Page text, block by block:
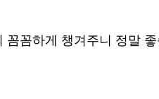
꼼하게 챙겨주니 정말